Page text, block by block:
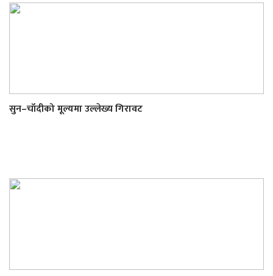
सुन–चाँदीको मूल्यमा उल्लेख्य गिरावट